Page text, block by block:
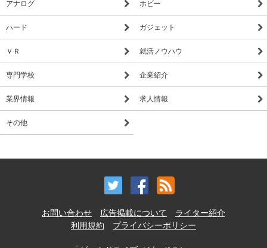
アナログ ホビー
ハード ガジェット
ＶＲ 就活ノウハウ
専門学校 企業紹介
業界情報 求人情報
その他
お問い合わせ 広告掲載について
ライター紹介
利用規約
プライバシーポリシー